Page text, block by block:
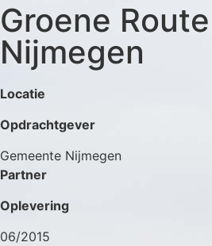
Groene Route
Nijmegen
Locatie
Opdrachtgever
Gemeente Nijmegen
Partner
Oplevering
06/2015